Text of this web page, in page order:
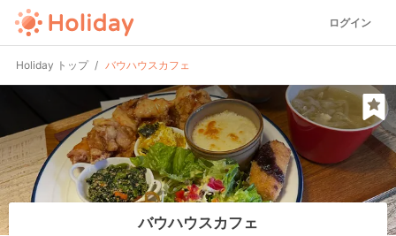
ログイン
Holiday トップ バウハウスカフェ
バウハウスカフェ